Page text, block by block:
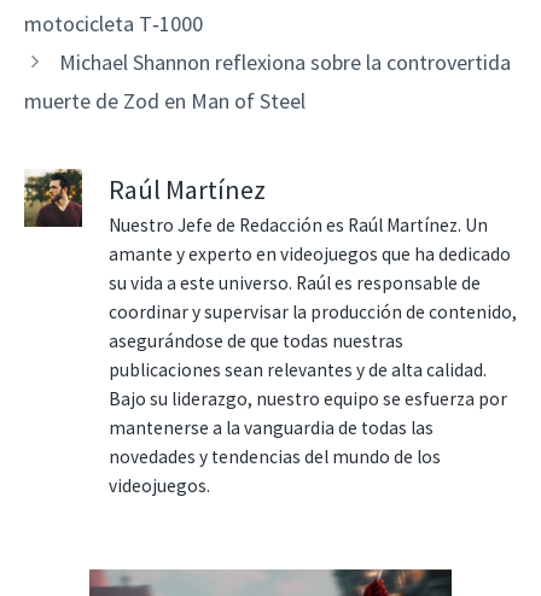
motocicleta T‑1000
Michael Shannon reflexiona sobre la controvertida
muerte de Zod en Man of Steel
Raúl Martínez
Nuestro Jefe de Redacción es Raúl Martínez. Un
amante y experto en videojuegos que ha dedicado
su vida a este universo. Raúl es responsable de
coordinar y supervisar la producción de contenido,
asegurándose de que todas nuestras
publicaciones sean relevantes y de alta calidad.
Bajo su liderazgo, nuestro equipo se esfuerza por
mantenerse a la vanguardia de todas las
novedades y tendencias del mundo de los
videojuegos.